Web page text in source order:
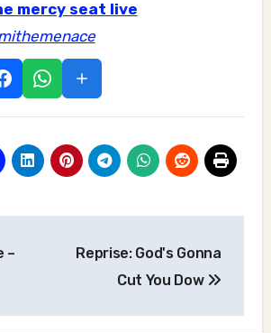
mercy seat live
–
Reprise: God's Gonna
Cut You Dow